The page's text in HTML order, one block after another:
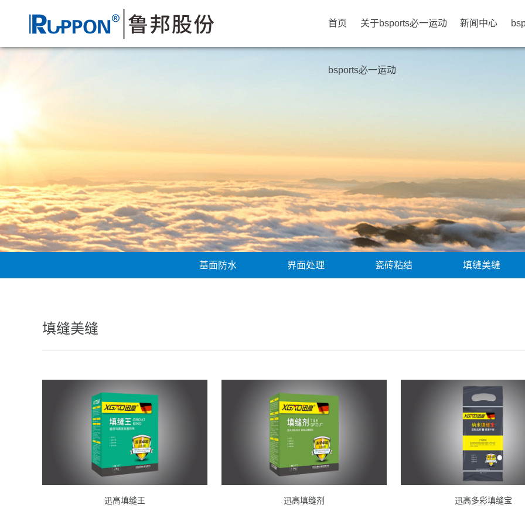
首页 关于bsports必一运动 新闻中心
bsports必一运动
基面防水 界面处理 瓷砖粘结 填缝美缝
填缝美缝
迅高填缝王 迅高填缝剂 迅高多彩填缝宝